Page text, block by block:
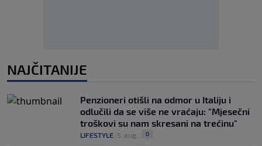
NAJČITANIJE
Penzioneri otišli na odmor u Italiju i
odlučili da se više ne vraćaju: "Mjesečni
troškovi su nam skresani na trećinu"
LIFESTYLE 5. aug. 0